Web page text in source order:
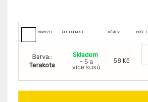
58659TE DOSTUPNOST KČ/KS: POČET
Barva::
Terakota
Skladem
- 5 a
více kusů
58 Kč